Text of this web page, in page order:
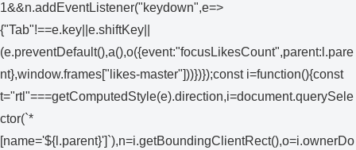
1&&n.addEventListener("keydown",e=>
{"Tab"!==e.key||e.shiftKey||
(e.preventDefault(),a(),o({event:"focusLikesCount",parent:l.pare
nt},window.frames["likes-master"]))})});const i=function(){const
t="rtl"===getComputedStyle(e).direction,i=document.querySele
ctor(`*
[name='${l.parent}']`),n=i.getBoundingClientRect(),o=i.ownerDo